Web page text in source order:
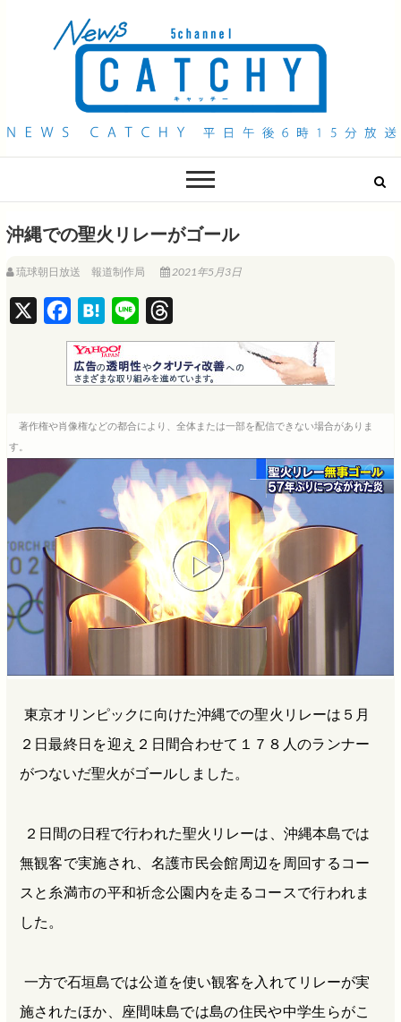
QAB NEWS Headline
沖縄での聖火リレーがゴール
琉球朝日放送 報道制作局 2021年5月3日
a
c
e
b
o
H
a
t
e
i
n
e
h
r
e
s
著作権や肖像権などの都合により、全体または一部を配信できない場合がありま
す。
東京オリンピックに向けた沖縄での聖火リレーは５月
２日最終日を迎え２日間合わせて１７８人のランナー
がつないだ聖火がゴールしました。
２日間の日程で行われた聖火リレーは、沖縄本島では
無観客で実施され、名護市民会館周辺を周回するコー
スと糸満市の平和祈念公園内を走るコースで行われま
した。
一方で石垣島では公道を使い観客を入れてリレーが実
施されたほか、座間味島では島の住民や中学生らがこ